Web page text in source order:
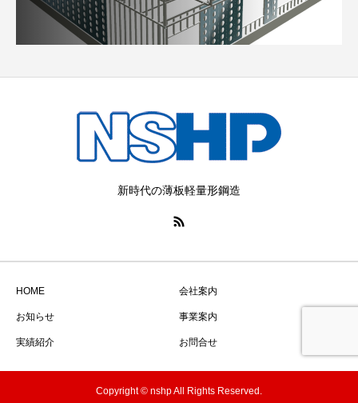
新時代の薄板軽量形鋼造
HOME 会社案内
お知らせ 事業案内
実績紹介 お問合せ
Copyright © nshp All Rights Reserved.